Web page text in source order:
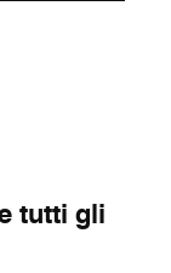
tutti gli